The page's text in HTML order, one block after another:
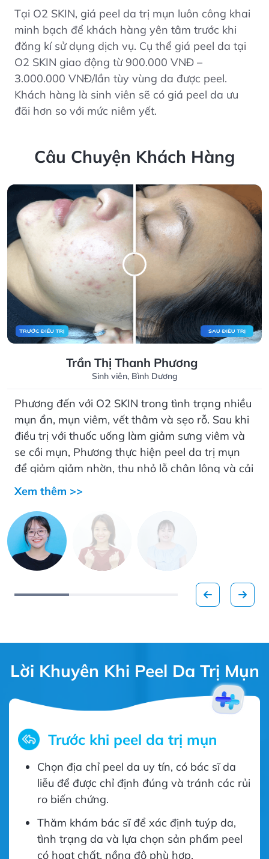
Tại O2 SKIN, giá peel da trị mụn luôn công khai
minh bạch để khách hàng yên tâm trước khi
đăng kí sử dụng dịch vụ. Cụ thể giá peel da tại
O2 SKIN giao động từ 900.000 VNĐ –
3.000.000 VNĐ/lần tùy vùng da được peel.
Khách hàng là sinh viên sẽ có giá peel da ưu
đãi hơn so với mức niêm yết.
Câu Chuyện Khách Hàng
Trần Thị Thanh Phương
Sinh viên, Bình Dương
Phương đến với O2 SKIN trong tình trạng nhiều
mụn ẩn, mụn viêm, vết thâm và sẹo rỗ. Sau khi
điều trị với thuốc uống làm giảm sưng viêm và
se cồi mụn, Phương thực hiện peel da trị mụn
để giảm giảm nhờn, thu nhỏ lỗ chân lông và cải
thiện thâm sẹo. Cô bạn chia sẻ “Sau lần đầu
da cải thiện đến 70%. Chính vì vậy mình đã
quyết định theo đúng liệu trình peel trị mụn đã
được bác sĩ tư vấn”.
Xem thêm >>
Lời Khuyên Khi Peel Da Trị Mụn
Trước khi peel da trị mụn
Chọn địa chỉ peel da uy tín, có bác sĩ da
liễu để được chỉ định đúng và tránh các rủi
ro biến chứng.
Thăm khám bác sĩ để xác định tuýp da,
tình trạng da và lựa chọn sản phẩm peel
có hoạt chất, nồng độ phù hợp.